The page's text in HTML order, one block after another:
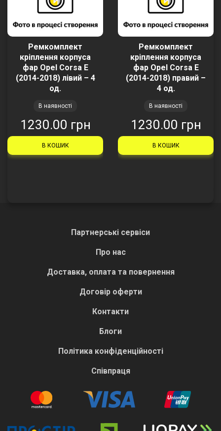
Ремкомплект
кріплення корпуса
фар Opel Corsa E
(2014-2018) лівий – 4
од.
В наявності
1230.00 грн
В КОШИК
Ремкомплект
кріплення корпуса
фар Opel Corsa E
(2014-2018) правий –
4 од.
В наявності
1230.00 грн
В КОШИК
Партнерські сервіси
Про нас
Доставка, оплата та повернення
Договір оферти
Контакти
Блоги
Політика конфіденційності
Співпраця